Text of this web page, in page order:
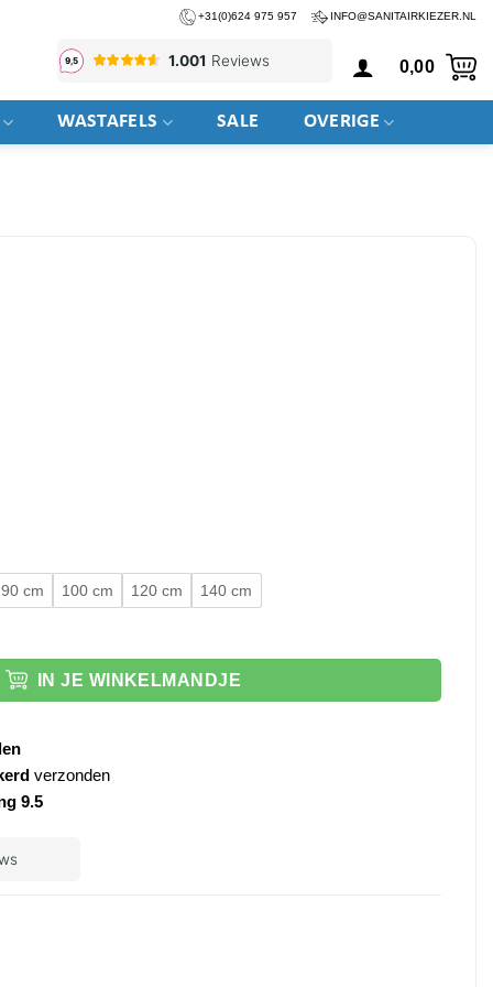
+31(0)624 975 957 INFO@SANITAIRKIEZER.NL
0,00
WASTAFELS SALE OVERIGE
90 cm 100 cm 120 cm
140 cm
zwart Aloni aantal
IN JE WINKELMANDJE
verzonden
9.5